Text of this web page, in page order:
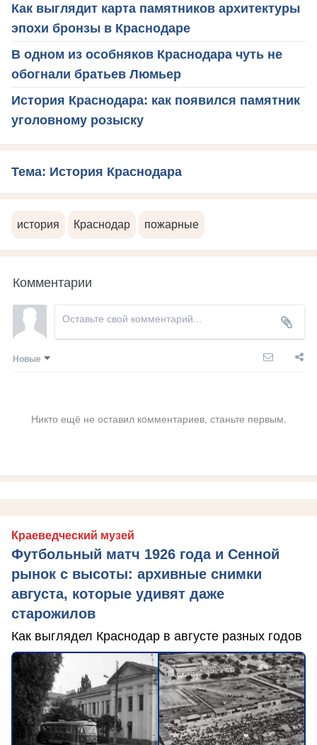
Как выглядит карта памятников архитектуры
эпохи бронзы в Краснодаре
В одном из особняков Краснодара чуть не
обогнали братьев Люмьер
История Краснодара: как появился памятник
уголовному розыску
Тема: История Краснодара
история Краснодар пожарные
Комментарии
Новые
Никто ещё не оставил комментариев, станьте первым.
Краеведческий музей
Футбольный матч 1926 года и Сенной
рынок с высоты: архивные снимки
августа, которые удивят даже
старожилов
Как выглядел Краснодар в августе разных годов